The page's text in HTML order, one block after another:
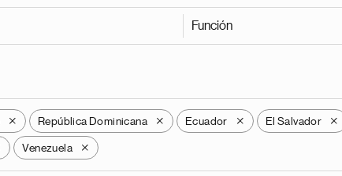
Función
X República Dominicana X Ecuador X El Salvador X
Venezuela X